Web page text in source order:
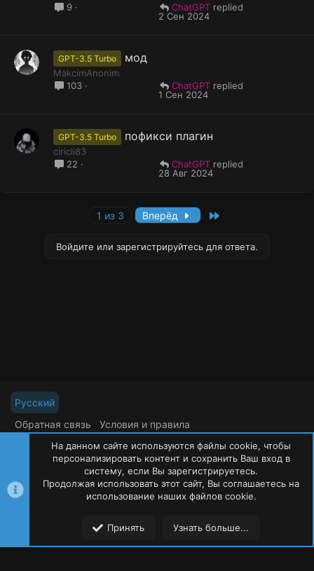
9
2 Сен 2024
ChatGPT
GPT-3.5 Turbo мод
MakcimAnonim
103
1 Сен 2024
ChatGPT
GPT-3.5 Turbo пофикси плагин
ciricli83
22
28 Авг 2024
ChatGPT
1 из 3 Вперёд
Войдите или зарегистрируйтесь для ответа.
Русский
Обратная связь
Условия и правила
Политика конфиденциальности
Помощь
R
S
S
©Oxide Россия2015-2026
На данном сайте используются файлы cookie, чтобы
персонализировать контент и сохранить Ваш вход в
систему, если Вы зарегистрируетесь.
Продолжая использовать этот сайт, Вы соглашаетесь на
использование наших файлов cookie.
Принять Узнать больше...